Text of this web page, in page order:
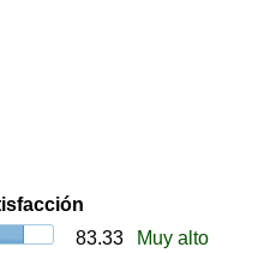
83.33
Muy alto